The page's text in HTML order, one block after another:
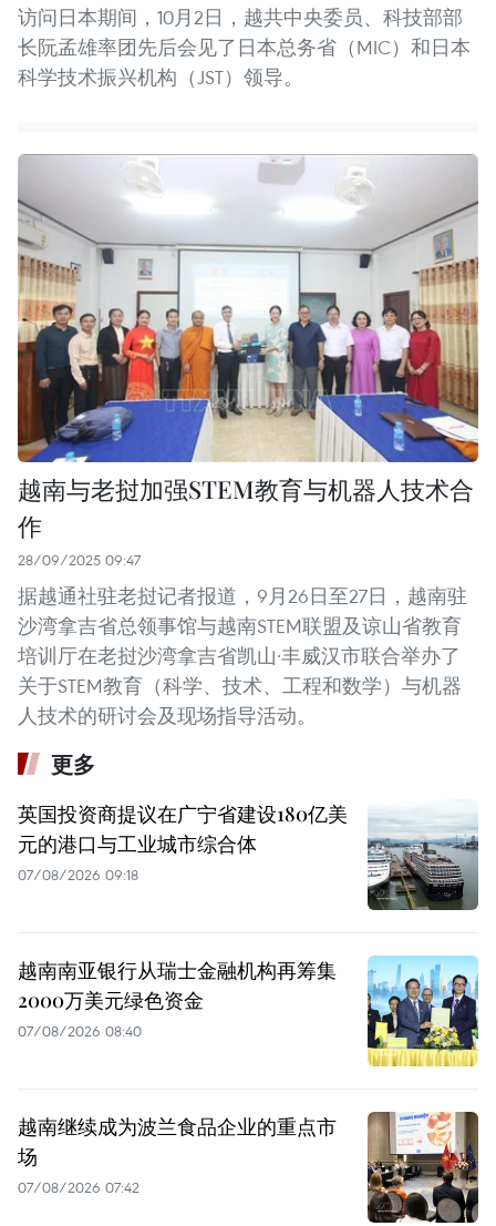
访问日本期间，10月2日，越共中央委员、科技部部
长阮孟雄率团先后会见了日本总务省（MIC）和日本
科学技术振兴机构（JST）领导。
越南与老挝加强STEM教育与机器人技术合
作
28/09/2025 09:47
据越通社驻老挝记者报道，9月26日至27日，越南驻
沙湾拿吉省总领事馆与越南STEM联盟及谅山省教育
培训厅在老挝沙湾拿吉省凯山·丰威汉市联合举办了
关于STEM教育（科学、技术、工程和数学）与机器
人技术的研讨会及现场指导活动。
更多
英国投资商提议在广宁省建设180亿美
元的港口与工业城市综合体
07/08/2026 09:18
越南南亚银行从瑞士金融机构再筹集
2000万美元绿色资金
07/08/2026 08:40
越南继续成为波兰食品企业的重点市
场
07/08/2026 07:42